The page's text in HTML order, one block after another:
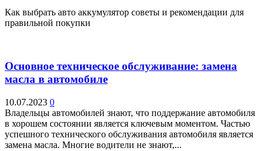
Как выбрать авто аккумулятор советы и рекомендации для
правильной покупки
Основное техническое обслуживание: замена
масла в автомобиле
10.07.2023 0
Владельцы автомобилей знают, что поддержание автомобиля
в хорошем состоянии является ключевым моментом. Частью
успешного технического обслуживания автомобиля является
замена масла. Многие водители не знают,...